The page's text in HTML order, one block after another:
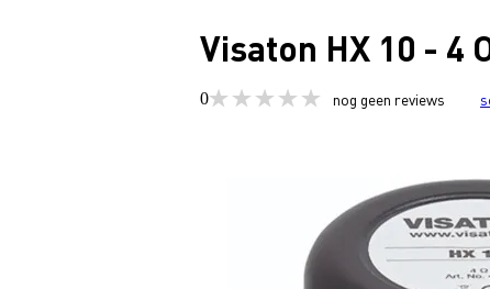
Visaton HX 10 - 4
0 nog geen reviews